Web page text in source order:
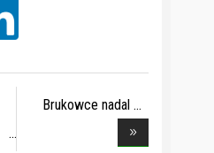
Brukowce nadal